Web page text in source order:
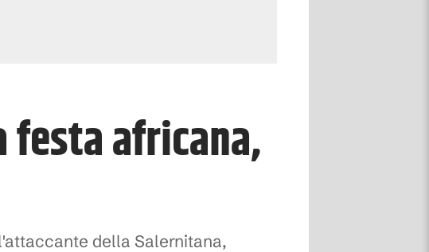
festa africana,
della Salernitana,